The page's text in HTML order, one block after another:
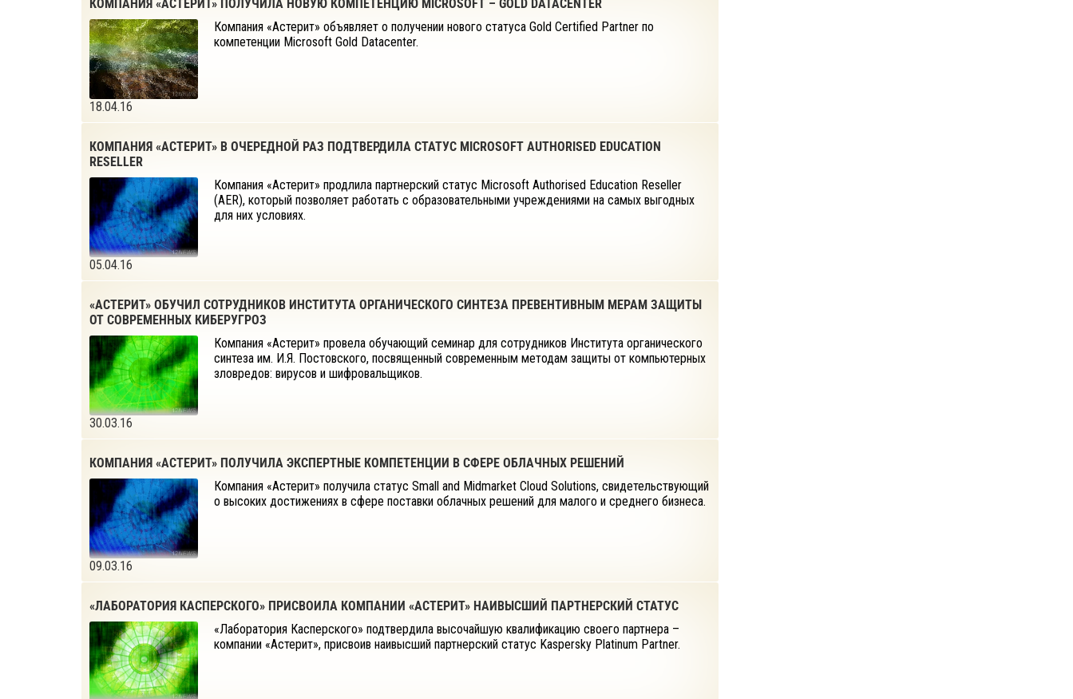
КОМПАНИЯ «АСТЕРИТ» ПОЛУЧИЛА НОВУЮ КОМПЕТЕНЦИЮ MICROSOFT – GOLD DATACENTER
18.04.16
Компания «Астерит» объявляет о получении нового статуса Gold Certified Partner по
компетенции Microsoft Gold Datacenter.
КОМПАНИЯ «АСТЕРИТ» В ОЧЕРЕДНОЙ РАЗ ПОДТВЕРДИЛА СТАТУС MICROSOFT AUTHORISED EDUCATION
RESELLER
05.04.16
Компания «Астерит» продлила партнерский статус Microsoft Authorised Education Reseller
(AER), который позволяет работать с образовательными учреждениями на самых выгодных
для них условиях.
«АСТЕРИТ» ОБУЧИЛ СОТРУДНИКОВ ИНСТИТУТА ОРГАНИЧЕСКОГО СИНТЕЗА ПРЕВЕНТИВНЫМ МЕРАМ ЗАЩИТЫ
ОТ СОВРЕМЕННЫХ КИБЕРУГРОЗ
30.03.16
Компания «Астерит» провела обучающий семинар для сотрудников Института органического
синтеза им. И.Я. Постовского, посвященный современным методам защиты от компьютерных
зловредов: вирусов и шифровальщиков.
КОМПАНИЯ «АСТЕРИТ» ПОЛУЧИЛА ЭКСПЕРТНЫЕ КОМПЕТЕНЦИИ В СФЕРЕ ОБЛАЧНЫХ РЕШЕНИЙ
09.03.16
Компания «Астерит» получила статус Small and Midmarket Cloud Solutions, свидетельствующий
о высоких достижениях в сфере поставки облачных решений для малого и среднего бизнеса.
«ЛАБОРАТОРИЯ КАСПЕРСКОГО» ПРИСВОИЛА КОМПАНИИ «АСТЕРИТ» НАИВЫСШИЙ ПАРТНЕРСКИЙ СТАТУС
«Лаборатория Касперского» подтвердила высочайшую квалификацию своего партнера –
компании «Астерит», присвоив наивысший партнерский статус Kaspersky Platinum Partner.